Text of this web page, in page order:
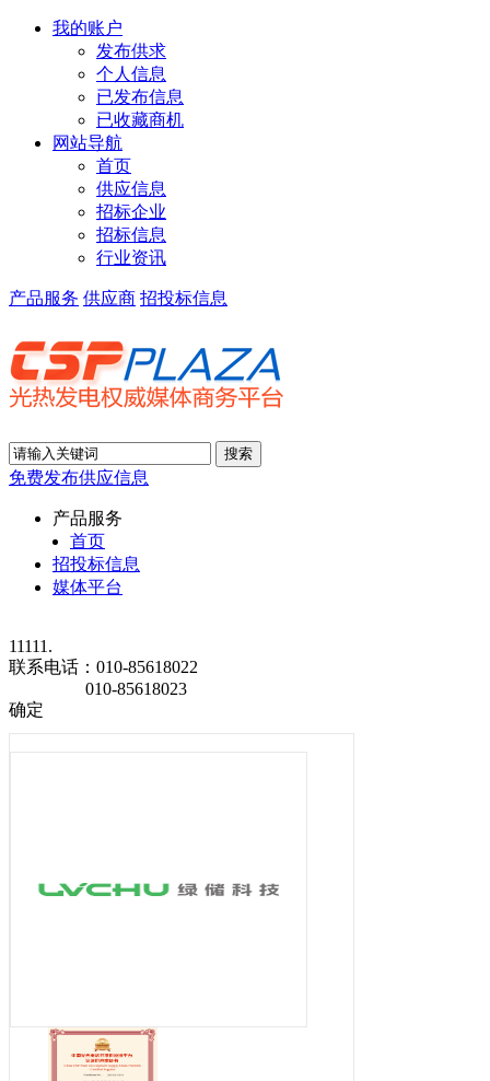
我的账户
发布供求
个人信息
已发布信息
已收藏商机
网站导航
首页
供应信息
招标企业
招标信息
行业资讯
产品服务 供应商 招投标信息
免费发布供应信息
产品服务
首页
招投标信息
媒体平台
11111.
联系电话： 010-85618022
010-85618023
确定